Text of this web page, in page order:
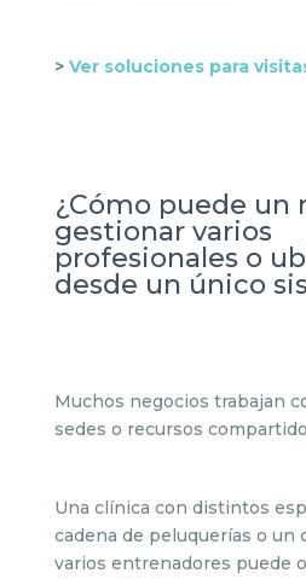
> Ver soluciones para
¿Cómo puede un
gestionar varios
profesionales o
desde un único
Muchos negocios trabajan
sedes o recursos
Una clínica con distintos
cadena de peluquerías o
varios entrenadores puede